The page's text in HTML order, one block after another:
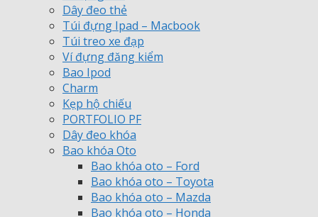
Dây đeo thẻ
Túi đựng Ipad – Macbook
Túi treo xe đạp
Ví đựng đăng kiểm
Bao Ipod
Charm
Kẹp hộ chiếu
PORTFOLIO PF
Dây đeo khóa
Bao khóa Oto
Bao khóa oto – Ford
Bao khóa oto – Toyota
Bao khóa oto – Mazda
Bao khóa oto – Honda